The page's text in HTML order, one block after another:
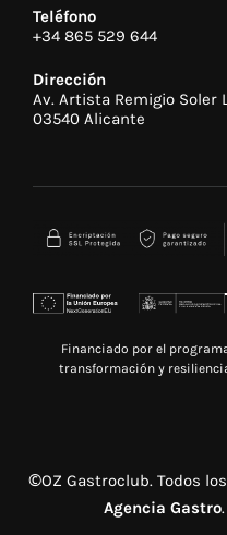
Teléfono
+34 865 529 644
Dirección
Av. Artista Remigio Soler
03540 Alicante
Financiado por el
transformación y
©OZ Gastroclub. Todos
Agencia Gastro